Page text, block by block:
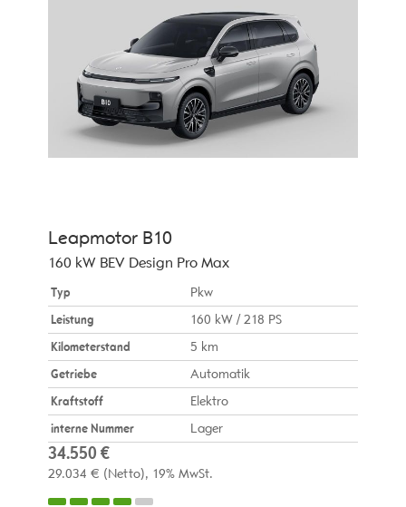
Leapmotor B10
160 kW BEV Design Pro Max
Typ
Pkw
Leistung
160 kW / 218 PS
Kilometerstand
5 km
Getriebe
Automatik
Kraftstoff
Elektro
interne Nummer
Lager
34.550 €
29.034 € (Netto) 19% MwSt.